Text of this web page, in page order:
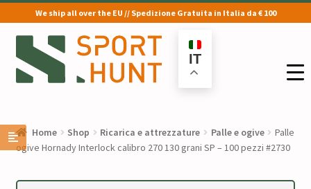
We ship all over the EU // Spedizione Gratuita in Italia da € 100
Vai
alla
navigazione
Vai
al
contenuto
IT
Home Shop Ricarica e attrezzature Palle e ogive
Palle
ogive Hornady Interlock calibro 270 130 grani SP – 100 pezzi #2730